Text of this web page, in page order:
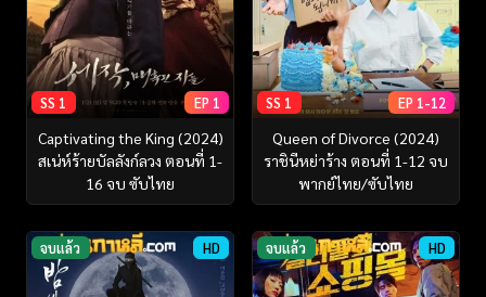
SS 1 EP 1
Captivating the King (2024)
สเน่ห์ร้ายบัลลังก์ลวง ตอนที่ 1-
16 จบ ซับไทย
SS 1 EP 1-12
Queen of Divorce (2024)
ราชินีหย่าร้าง ตอนที่ 1-12 จบ
พากย์ไทย/ซับไทย
จบแล้ว HD จบแล้ว HD